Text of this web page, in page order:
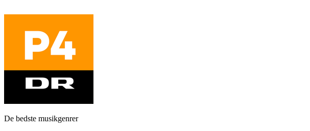
De bedste musikgenrer